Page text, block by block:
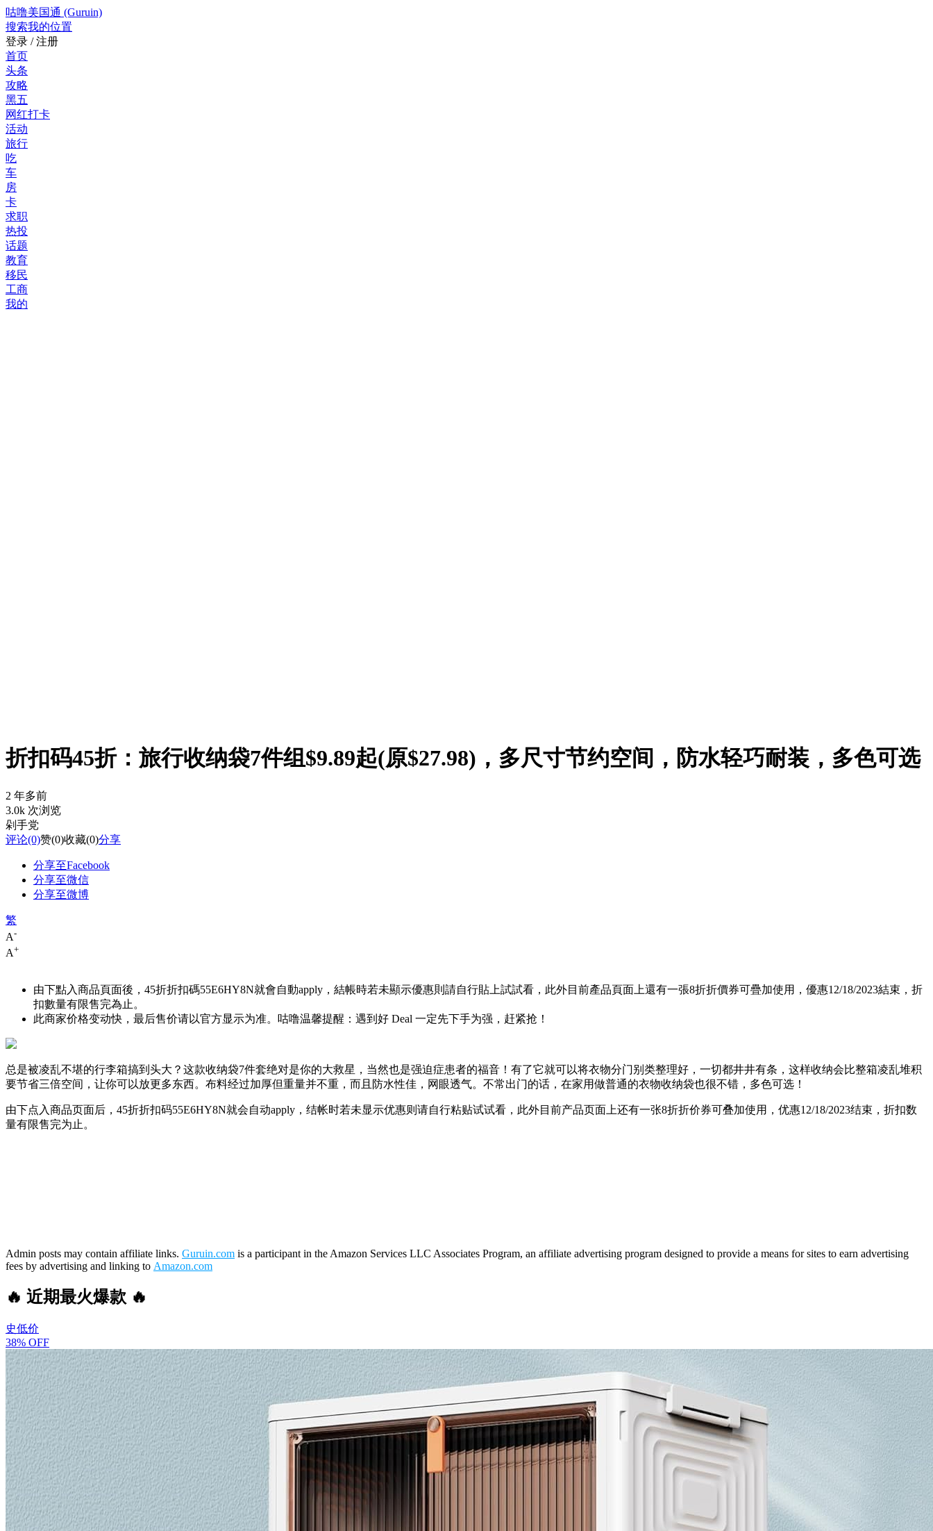
咕噜美国通 (Guruin)
搜索我的位置
登录 / 注册
首页
头条
攻略
黑五
网红打卡
活动
旅行
吃
车
房
卡
求职
热投
话题
教育
移民
工商
我的
折扣码45折：旅行收纳袋7件组$9.89起(原$27.98)，多尺寸节约空间，防水轻巧耐装，多色可选
2 年多前
3.0k 次浏览
剁手党
评论(0)赞(0)收藏(0)分享
分享至Facebook
分享至微信
分享至微博
繁
A-
A+
由下點入商品頁面後，45折折扣碼55E6HY8N就會自動apply，結帳時若未顯示優惠則請自行貼上試試看，此外目前產品頁面上還有一張8折折價券可疊加使用，優惠12/18/2023結束，折
扣數量有限售完為止。
此商家价格变动快，最后售价请以官方显示为准。咕噜温馨提醒：遇到好 Deal 一定先下手为强，赶紧抢！
总是被凌乱不堪的行李箱搞到头大？这款收纳袋7件套绝对是你的大救星，当然也是强迫症患者的福音！有了它就可以将衣物分门别类整理好，一切都井井有条，这样收纳会比整箱凌乱堆积
要节省三倍空间，让你可以放更多东西。布料经过加厚但重量并不重，而且防水性佳，网眼透气。不常出门的话，在家用做普通的衣物收纳袋也很不错，多色可选！
由下点入商品页面后，45折折扣码55E6HY8N就会自动apply，结帐时若未显示优惠则请自行粘贴试试看，此外目前产品页面上还有一张8折折价券可叠加使用，优惠12/18/2023结束，折扣数
量有限售完为止。
Admin posts may contain affiliate links. Guruin.com is a participant in the Amazon Services LLC Associates Program, an affiliate advertising program designed to provide a means for sites to earn advertising
fees by advertising and linking to Amazon.com
🔥 近期最火爆款 🔥
史低价
38% OFF